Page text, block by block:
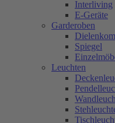
Interliving
E-Geräte
Garderoben
Spiegel
Leuchten